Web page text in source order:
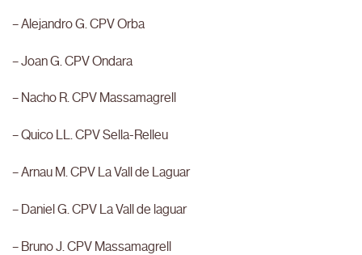
– Alejandro G. CPV Orba
– Joan G. CPV Ondara
– Nacho R. CPV Massamagrell
– Quico LL. CPV Sella-Relleu
– Arnau M. CPV La Vall de Laguar
– Daniel G. CPV La Vall de laguar
– Bruno J. CPV Massamagrell